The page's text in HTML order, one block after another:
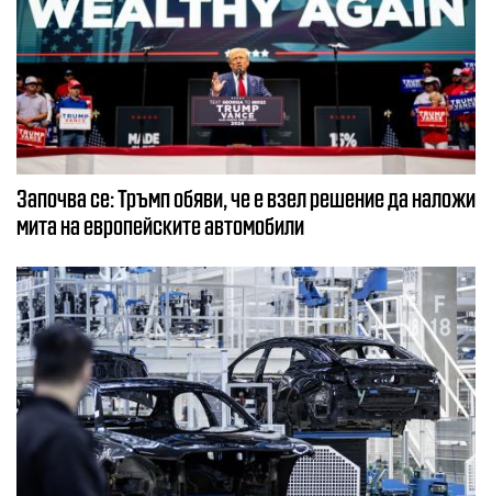
Започва се: Тръмп обяви, че е взел решение да наложи
мита на европейските автомобили